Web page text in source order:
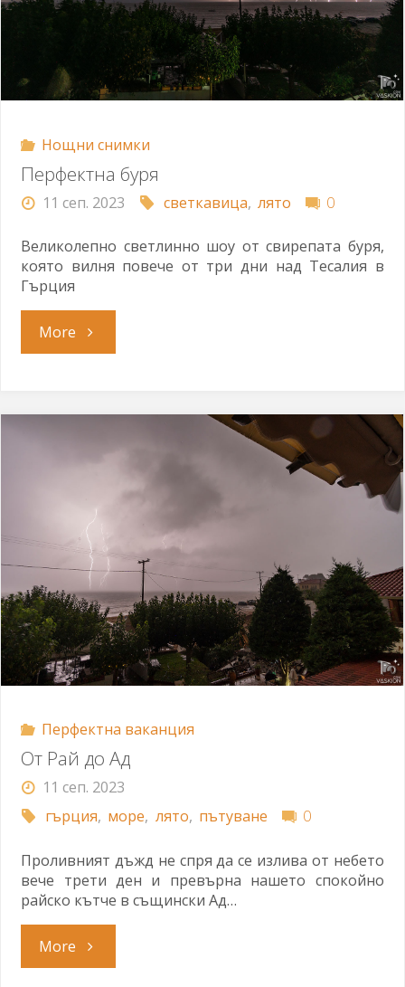
Нощни снимки
Перфектна буря
11 сеп. 2023 светкавица, лято 0
Великолепно светлинно шоу от свирепата буря,
която вилня повече от три дни над Тесалия в
Гърция
More"Перфектна
Перфектна ваканция
От Рай до Ад
11 сеп. 2023
гърция, море, лято, пътуване 0
Проливният дъжд не спря да се излива от небето
вече трети ден и превърна нашето спокойно
райско кътче в същински Ад…
More"От